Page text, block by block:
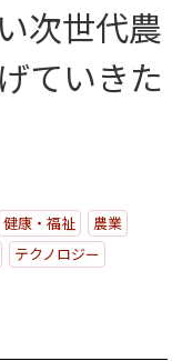
次世代農
ていきた
健康・福祉
農業
テクノロジー